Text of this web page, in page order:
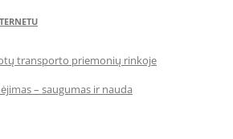
transporto priemonių rinkoje
– saugumas ir nauda